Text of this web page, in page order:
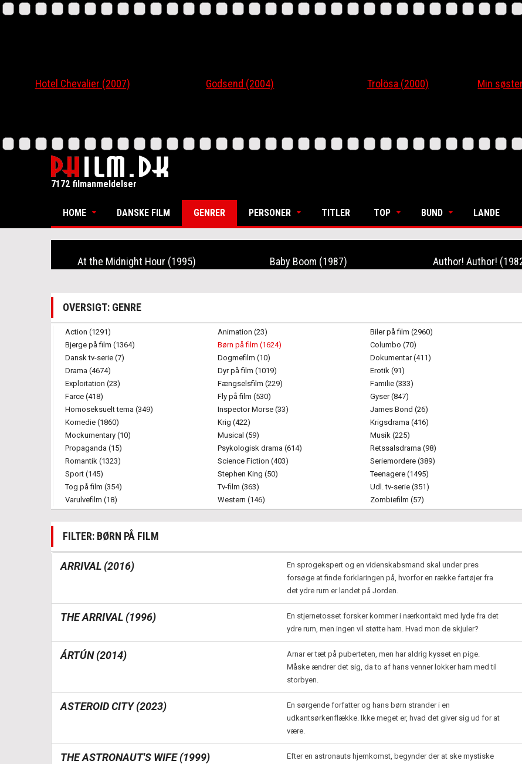
Hotel Chevalier (2007) Godsend (2004) Trolösa (2000) Min
7172 filmanmeldelser
HOME DANSKE FILM GENRER PERSONER TITLER TOP BUND LANDE
At the Midnight Hour (1995) Baby Boom (1987) Author! Author!
OVERSIGT: GENRE
Action (1291) Animation (23) Biler på film (2960)
Bjerge på film (1364)
Børn på film (1624) Columbo (70)
Dansk tv-serie (7)
Dogmefilm (10) Dokumentar (411)
Drama (4674)
Dyr på film (1019) Erotik (91)
Exploitation (23)
Fængselsfilm (229) Familie (333)
Farce (418)
Fly på film (530) Gyser (847)
Homoseksuelt tema (349)
Inspector Morse (33) James Bond (26)
Komedie (1860)
Krig (422) Krigsdrama (416)
Mockumentary (10)
Musical (59) Musik (225)
Propaganda (15)
Psykologisk drama (614) Retssalsdrama (98)
Romantik (1323)
Science Fiction (403) Seriemordere (389)
Sport (145)
Stephen King (50) Teenagere (1495)
Tog på film (354)
Tv-film (363) Udl. tv-serie (351)
Varulvefilm (18)
Western (146) Zombiefilm (57)
FILTER: BØRN PÅ FILM
ARRIVAL (2016)
En sprogekspert og en videnskabsmand skal under pres
forsøge at finde forklaringen på, hvorfor en række fartøjer fra
det ydre rum er landet på Jorden.
THE ARRIVAL (1996)
En stjernetosset forsker kommer i nærkontakt med lyde fra det
ydre rum, men ingen vil støtte ham. Hvad mon de skjuler?
ÁRTÚN (2014)
Arnar er tæt på puberteten, men har aldrig kysset en pige.
Måske ændrer det sig, da to af hans venner lokker ham med til
storbyen.
ASTEROID CITY (2023)
En sørgende forfatter og hans børn strander i en
udkantsørkenflække. Ikke meget er, hvad det giver sig ud for at
være.
THE ASTRONAUT'S WIFE (1999)
Efter en astronauts hjemkomst, begynder der at ske mystiske